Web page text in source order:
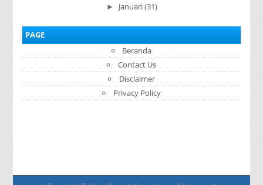
► Januari(31)
PAGE
Beranda
Contact Us
Disclaimer
Privacy Policy